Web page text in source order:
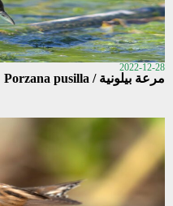
2022-12-28
مرعة بيلونية / Porzana pusilla